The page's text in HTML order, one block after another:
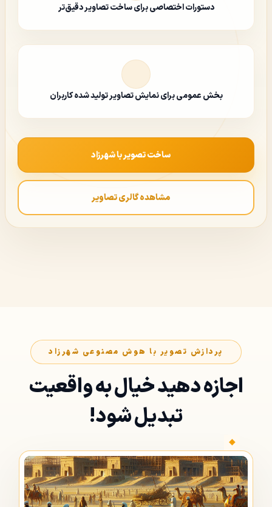
دستورات اختصاصی برای ساخت تصاویر دقیق‌تر
بخش عمومی برای نمایش تصاویر تولید شده کاربران
ساخت تصویر با شهرزاد
مشاهده گالری تصاویر
پردازش تصویر با هوش مصنوعی شهرزاد
اجازه دهید خیال به واقعیت
تبدیل شود!